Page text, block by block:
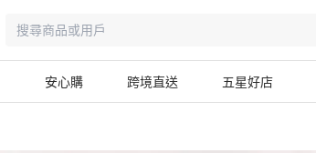
安心購 跨境直送 五星好店